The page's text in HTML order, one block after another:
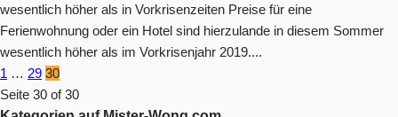
wesentlich höher als in Vorkrisenzeiten Preise für eine
Ferienwohnung oder ein Hotel sind hierzulande in diesem Sommer
wesentlich höher als im Vorkrisenjahr 2019....
1 … 29 30
Seite 30 of 30